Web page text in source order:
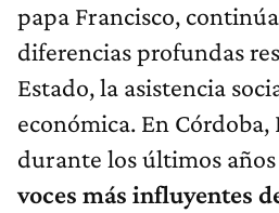
papa Francisco,
diferencias profundas
Estado, la asistencia
económica. En Córdoba,
durante los últimos
voces más influyentes